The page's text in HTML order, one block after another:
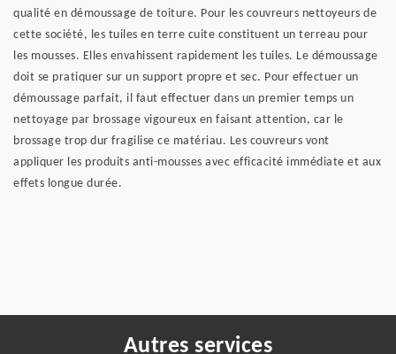
qualité en démoussage de toiture. Pour les couvreurs nettoyeurs de
cette société, les tuiles en terre cuite constituent un terreau pour
les mousses. Elles envahissent rapidement les tuiles. Le démoussage
doit se pratiquer sur un support propre et sec. Pour effectuer un
démoussage parfait, il faut effectuer dans un premier temps un
nettoyage par brossage vigoureux en faisant attention, car le
brossage trop dur fragilise ce matériau. Les couvreurs vont
appliquer les produits anti-mousses avec efficacité immédiate et aux
effets longue durée.
Autres services